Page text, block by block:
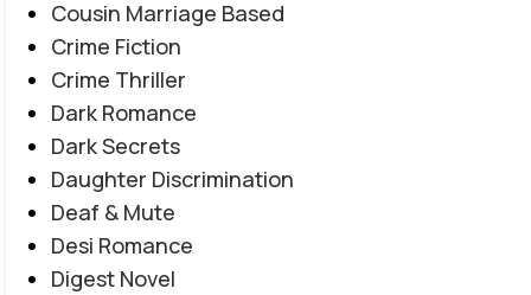
EMOTIONAL LOVE STORY
MULTIPLE COUPLE BASE
REVENGE BASED
Amanat E Ishq By Noor Malik
Posted by
"میں تمہیں چھوڑ کر نہیں جاؤں گا... تم میری زندگی ہو، میری
آخری دعا ہو۔" "کچھ محبتیں جان مانگتی نہیں... خود جان بن
جاتی ہیں۔" "عشق جب امانت بن جائے، تو جدائی بھی اسے
Cousin Marriage Based
Crime Fiction
Crime Thriller
Dark Romance
Dark Secrets
Daughter Discrimination
Deaf & Mute
Desi Romance
Digest Novel